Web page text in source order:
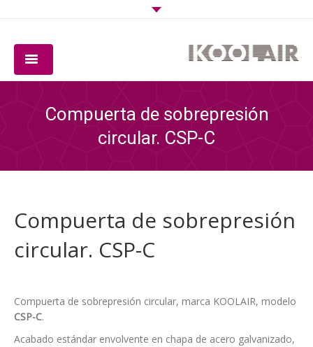
DESCARGAS
CONTACTO
Compuerta de sobrepresión
circular. CSP-C
Compuerta de sobrepresión
circular. CSP-C
Compuerta de sobrepresión circular, marca KOOLAIR, modelo
CSP-C.
Acabado estándar envolvente en chapa de acero galvanizado,